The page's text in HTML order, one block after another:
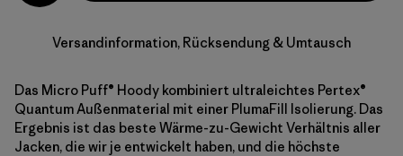
Versandinformation, Rücksendung & Umtausch
Das Micro Puff® Hoody kombiniert ultraleichtes Pertex®
Quantum Außenmaterial mit einer PlumaFill Isolierung. Das
Ergebnis ist das beste Wärme-zu-Gewicht Verhältnis aller
Jacken, die wir je entwickelt haben, und die höchste